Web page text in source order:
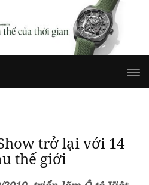
trở lại với 14
thế giới